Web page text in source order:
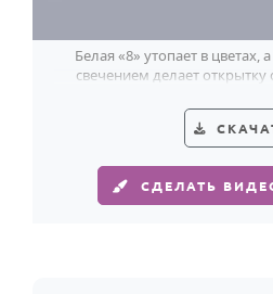
Белая «8» утопает в цветах,
свечением делает
СДЕЛАТЬ